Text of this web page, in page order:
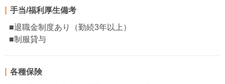
手当/福利厚生備考
■退職金制度あり（勤続3年以上）
■制服貸与
各種保険